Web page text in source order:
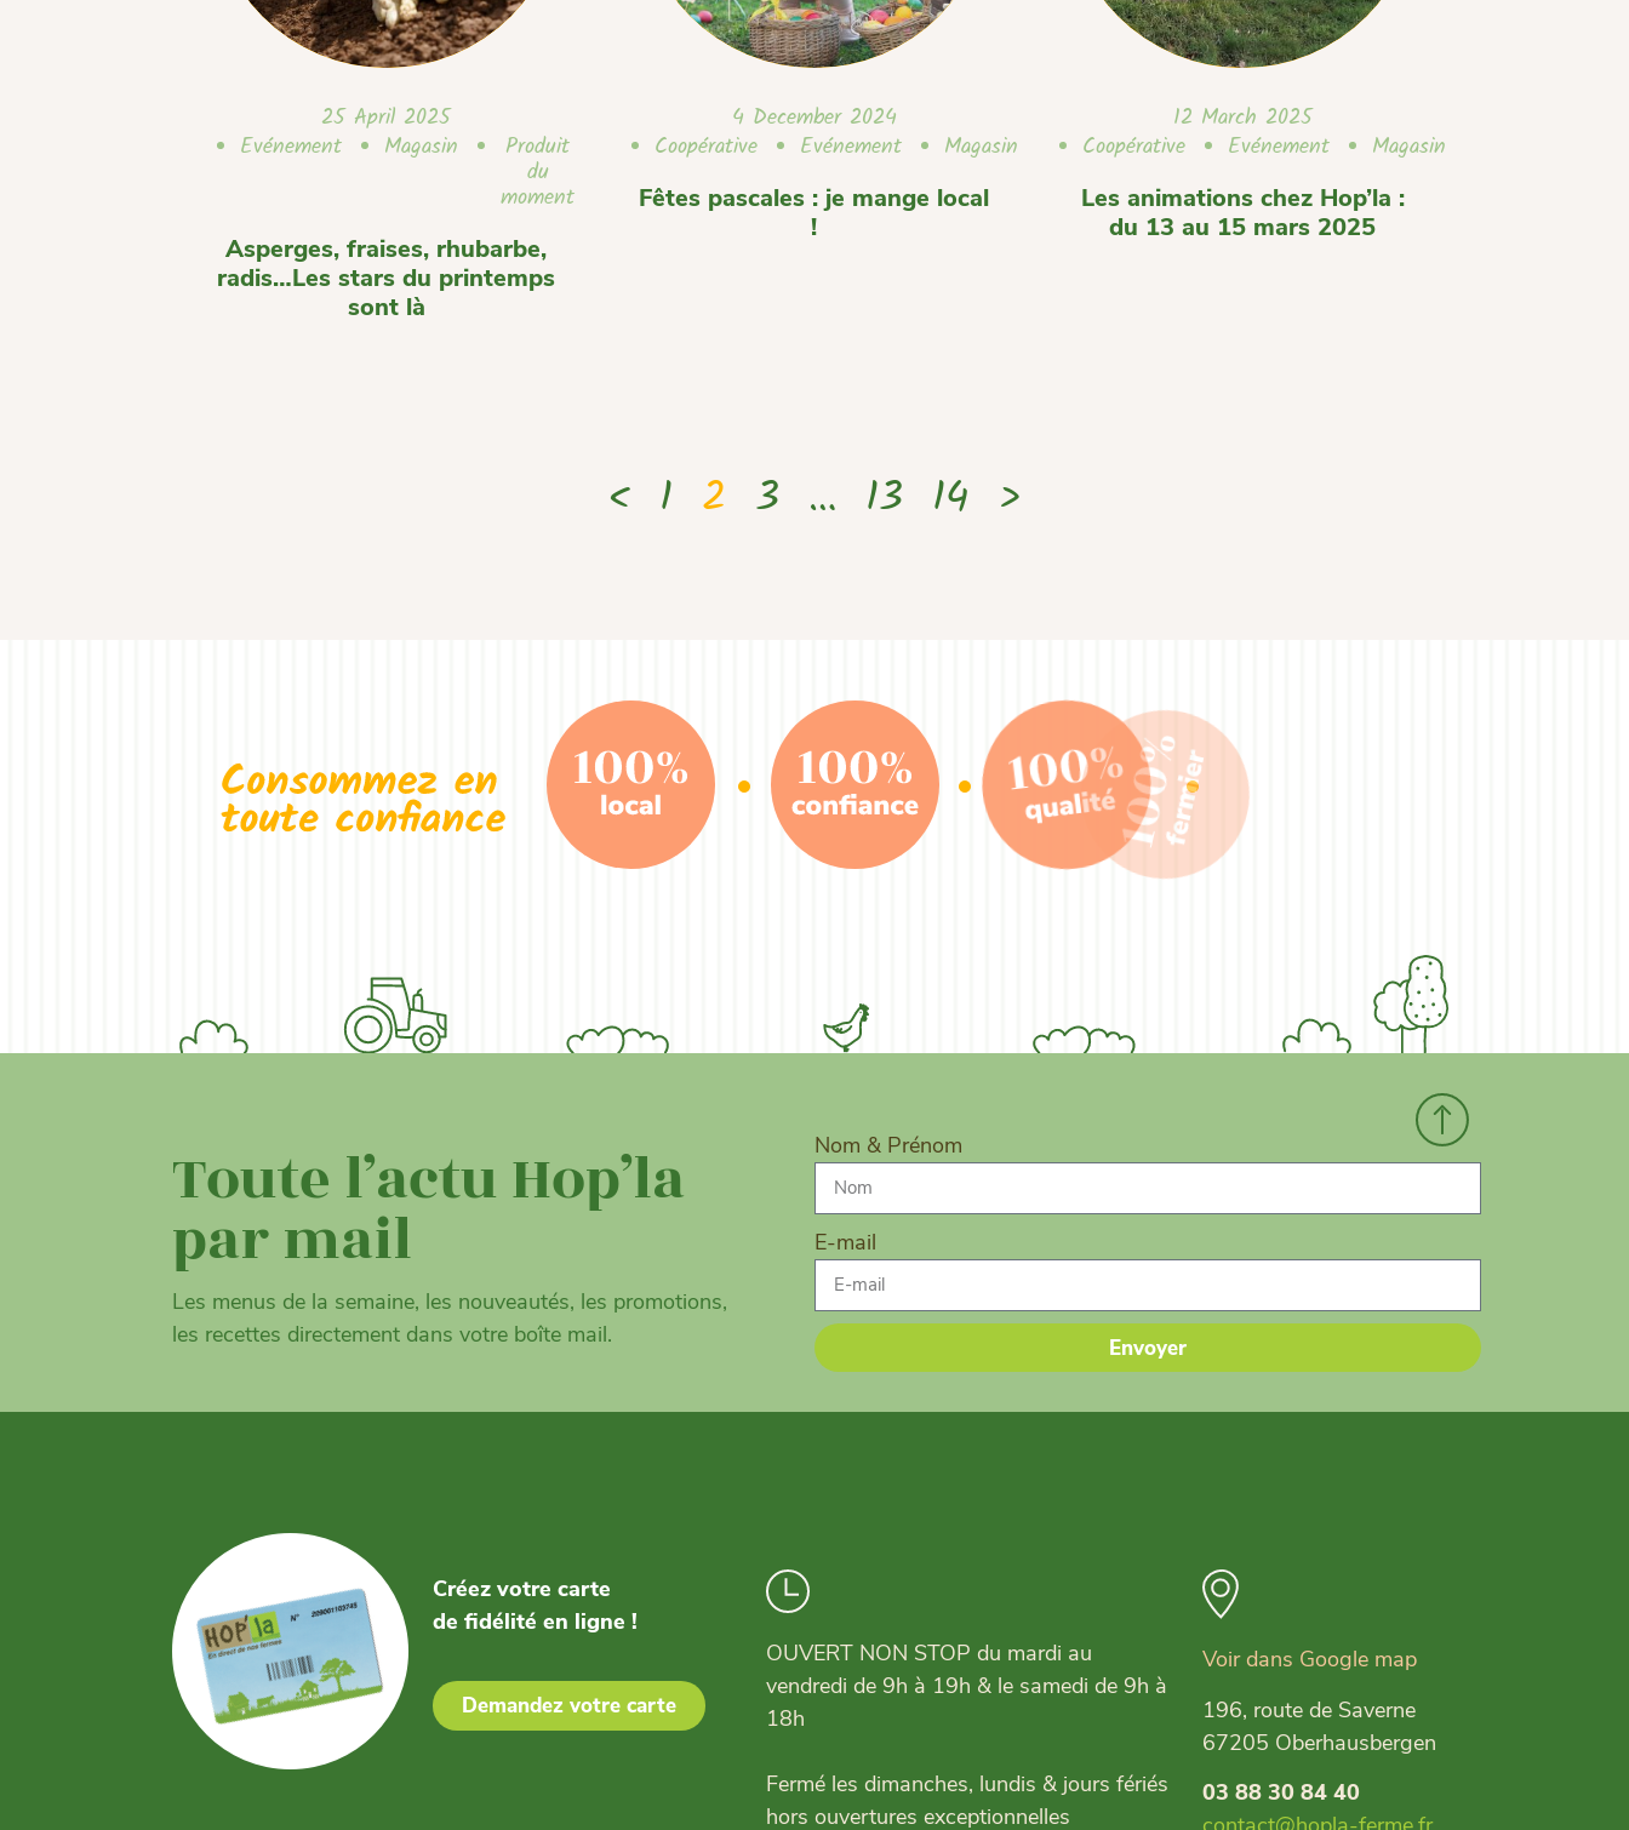
25 April 2025
Evénement
Magasin Produit
du
moment
Asperges, fraises, rhubarbe,
radis…Les stars du printemps
sont là
4 December 2024
Coopérative
Evénement Magasin
Fêtes pascales : je mange local
!
12 March 2025
Coopérative
Evénement Magasin
Les animations chez Hop’la :
du 13 au 15 mars 2025
< 1 2 3 … 13 14 >
Toute l’actu Hop’la
par mail
Les menus de la semaine, les nouveautés, les promotions,
les recettes directement dans votre boîte mail.
Nom & Prénom
E-mail
Envoyer
Créez votre carte
de fidélité en ligne !
Demandez votre carte
OUVERT NON STOP du mardi au
vendredi de 9h à 19h & le samedi de 9h à
18h
Fermé les dimanches, lundis & jours fériés
hors ouvertures exceptionnelles
Voir dans Google map
196, route de Saverne
67205 Oberhausbergen
03 88 30 84 40